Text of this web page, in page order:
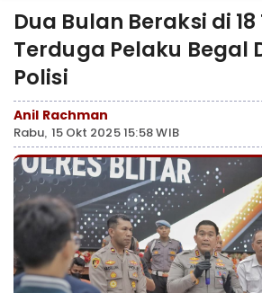
Dua Bulan Beraksi di 18
Terduga Pelaku Begal
Polisi
Anil Rachman
Rabu, 15 Okt 2025 15:58 WIB